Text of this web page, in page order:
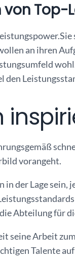
Top-
an ihren
vorangeht.
der Lage sein,
Abteilung für
Arbeit
Talente